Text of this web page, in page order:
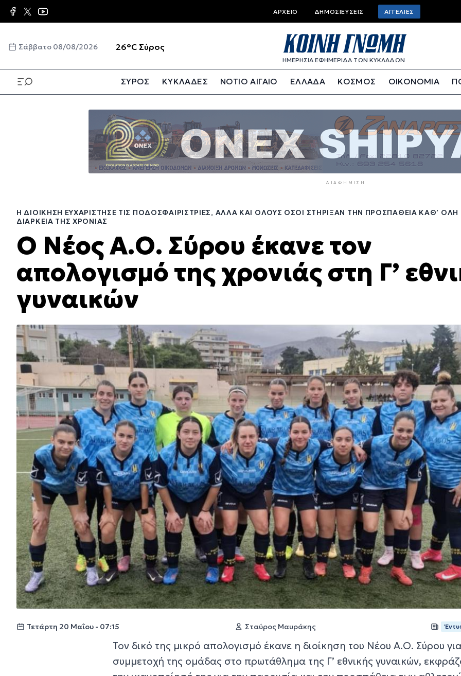
Παράκαμψη
προς
κυρίως
Top
bar
menu
ΑΡΧΕΊΟ ΔΗΜΟΣΙΕΎΣΕΙΣ ΑΓΓΕΛΊΕΣ
Σάββατο 08/08/2026 26°C Σύρος
ΗΜΕΡΗΣΙΑ ΕΦΗΜΕΡΙΔΑ ΤΩΝ ΚΥΚΛΑΔΩΝ
ΣΥΡΟΣ ΚΥΚΛΑΔΕΣ ΝΟΤΙΟ ΑΙΓΑΙΟ ΕΛΛΑΔΑ ΚΟΣΜΟΣ ΟΙΚΟΝΟΜΙΑ
ΔΙΑΦΉΜΙΣΗ
Η ΔΙΟΊΚΗΣΗ ΕΥΧΑΡΊΣΤΗΣΕ ΤΙΣ ΠΟΔΟΣΦΑΙΡΊΣΤΡΙΕΣ, ΑΛΛΆ ΚΑΙ ΌΛΟΥΣ ΌΣΟΙ ΣΤΉΡΙΞΑΝ ΤΗΝ ΠΡΟΣΠΆΘΕΙΑ ΚΑΘ’ ΌΛΗ
ΔΙΆΡΚΕΙΑ ΤΗΣ ΧΡΟΝΙΆΣ
Ο Νέος Α.Ο. Σύρου έκανε τον
απολογισμό της χρονιάς στη Γ’
γυναικών
Τετάρτη 20 Μαΐου - 07:15 Σταύρος Μαυράκης
Τον δικό της μικρό απολογισμό έκανε η διοίκηση του Νέου Α.Ο. Σύρου
συμμετοχή της ομάδας στο πρωτάθλημα της Γ’ εθνικής γυναικών,